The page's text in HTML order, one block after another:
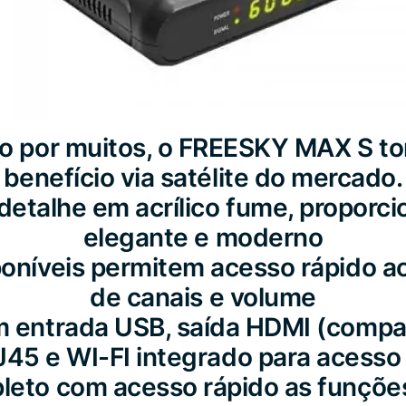
por muitos, o FREESKY MAX S
benefício via satélite do mercado.
em acrílico fume,
elegante e moderno
permitem acesso rápido
de canais e volume
USB, saída HDMI
e WI-FI integrado para
com acesso rápido as